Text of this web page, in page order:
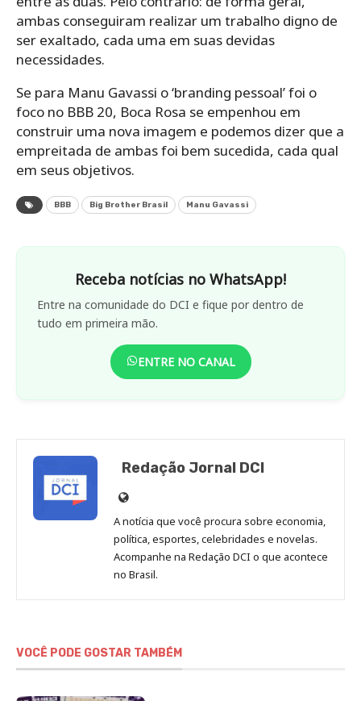
ambas conseguiram realizar um trabalho digno de
ser exaltado, cada uma em suas devidas
necessidades.
Se para Manu Gavassi o ‘branding pessoal’ foi o
foco no BBB 20, Boca Rosa se empenhou em
construir uma nova imagem e podemos dizer que a
empreitada de ambas foi bem sucedida, cada qual
em seus objetivos.
BBB Big Brother Brasil Manu Gavassi
Receba notícias no WhatsApp!
Entre na comunidade do DCI e fique por dentro de
tudo em primeira mão.
ENTRE NO CANAL
Redação Jornal DCI
Site
de
Redação
Jornal
DCI
A notícia que você procura sobre economia,
política, esportes, celebridades e novelas.
Acompanhe na Redação DCI o que acontece
no Brasil.
VOCÊ PODE GOSTAR TAMBÉM